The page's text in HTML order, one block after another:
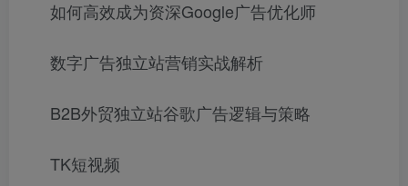
如何高效成为资深Google广告优化师
数字广告独立站营销实战解析
B2B外贸独立站谷歌广告逻辑与策略
TK短视频